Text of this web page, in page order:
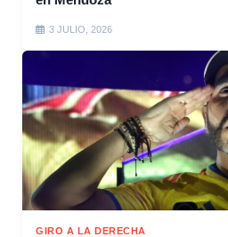
3 JULIO, 2026
GIRO A LA DERECHA